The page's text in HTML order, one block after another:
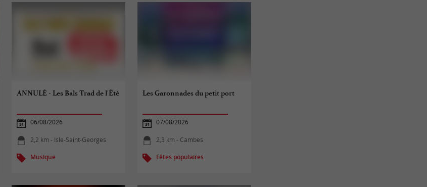
ANNULÉ - Les Bals Trad de l'Été
06/08/2026
2,2 km - Isle-Saint-Georges
Musique
Les Garonnades du petit port
07/08/2026
2,3 km - Cambes
Fêtes populaires